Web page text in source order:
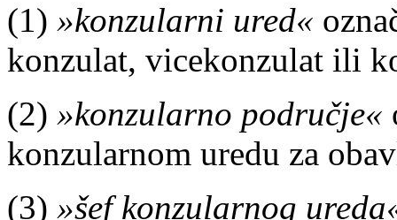
(1) »konzularni ured«
konzulat, vicekonzulat ili
(2) »konzularno područje«
konzularnom uredu za
(3) »šef konzularnog